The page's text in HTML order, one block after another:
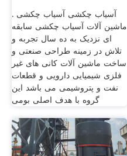
آسیاب چکشی آسیاب چکشی .
ماشین آلات آسیاب چکشی سابقه
ای نزدیک به ده سال تجربه و
تلاش در زمینه طراحی صنعتی و
ساخت ماشین آلات کانی های غیر
فلزی شیمیایی دارویی و قطعات
نفت و پتروشیمی می باشد این
گروه با هدف اصلی بومی